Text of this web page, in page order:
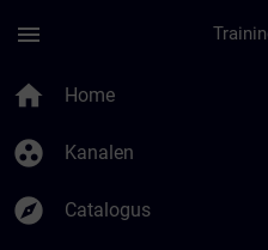
menu
home Home
group_work Kanalen
explore Catalogus